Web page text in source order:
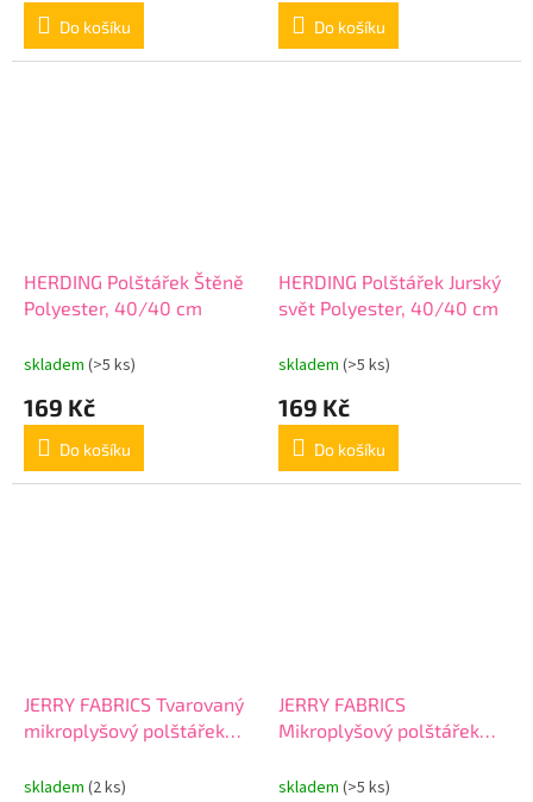
Do košíku Do košíku
HERDING Polštářek Štěně
Polyester, 40/40 cm
skladem (>5 ks)
169 Kč
Do košíku
HERDING Polštářek Jurský
svět Polyester, 40/40 cm
skladem (>5 ks)
169 Kč
Do košíku
JERRY FABRICS Tvarovaný
mikroplyšový polštářek
03 Polyester, průměr 40
skladem (2 ks)
JERRY FABRICS
Mikroplyšový polštářek
Polyester, 1x35/35 cm
skladem (>5 ks)